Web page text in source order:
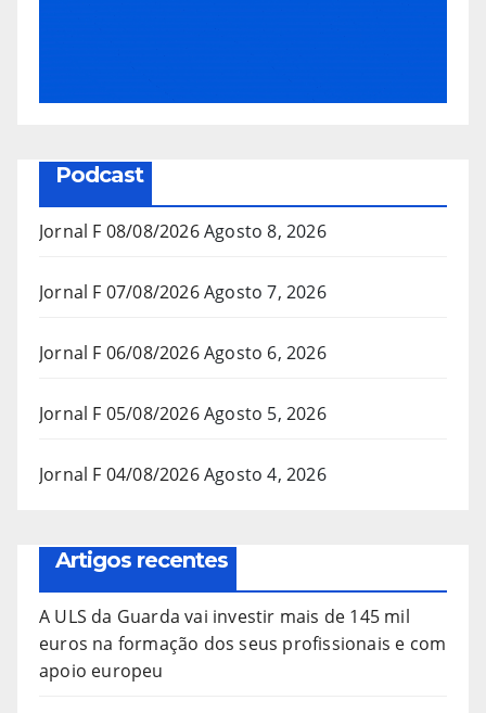
Podcast
Jornal F 08/08/2026Agosto 8, 2026
Jornal F 07/08/2026Agosto 7, 2026
Jornal F 06/08/2026Agosto 6, 2026
Jornal F 05/08/2026Agosto 5, 2026
Jornal F 04/08/2026Agosto 4, 2026
Artigos recentes
A ULS da Guarda vai investir mais de 145 mil
euros na formação dos seus profissionais e com
apoio europeu